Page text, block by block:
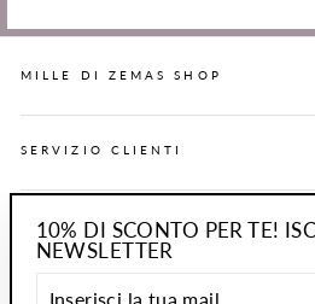
MILLE DI ZEMAS SHOP
SERVIZIO CLIENTI
ABOUT
INFORMAZIONI LEGALI
10% DI SCONTO PER TE!
NEWSLETTER